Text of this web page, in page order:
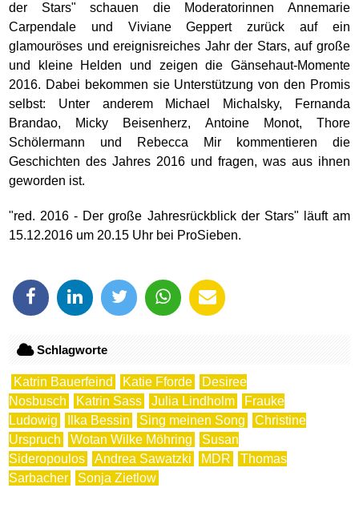
der Stars" schauen die Moderatorinnen Annemarie
Carpendale und Viviane Geppert zurück auf ein
glamouröses und ereignisreiches Jahr der Stars, auf große
und kleine Helden und zeigen die Gänsehaut-Momente
2016. Dabei bekommen sie Unterstützung von den Promis
selbst: Unter anderem Michael Michalsky, Fernanda
Brandao, Micky Beisenherz, Antoine Monot, Thore
Schölermann und Rebecca Mir kommentieren die
Geschichten des Jahres 2016 und fragen, was aus ihnen
geworden ist.
"red. 2016 - Der große Jahresrückblick der Stars" läuft am
15.12.2016 um 20.15 Uhr bei ProSieben.
Schlagworte
Katrin Bauerfeind Katie Fforde
Desiree
Nosbusch
Katrin Sass Julia Lindholm
Frauke
Ludowig
Ilka Bessin Sing meinen Song
Christine
Urspruch
Wotan Wilke Möhring
Susan
Sideropoulos
Andrea Sawatzki MDR
Thomas
Sarbacher
Sonja Zietlow